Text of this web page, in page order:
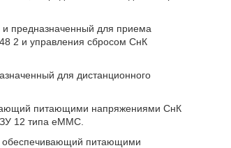
предназначенный для приема
2 и управления сбросом СнК
для дистанционного
питающими напряжениями СнК
12 типа еММС.
обеспечивающий питающими